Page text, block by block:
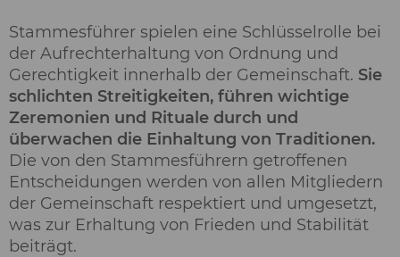
Stammesführer spielen eine Schlüsselrolle bei
der Aufrechterhaltung von Ordnung und
Gerechtigkeit innerhalb der Gemeinschaft. Sie
schlichten Streitigkeiten, führen wichtige
Zeremonien und Rituale durch und
überwachen die Einhaltung von Traditionen.
Die von den Stammesführern getroffenen
Entscheidungen werden von allen Mitgliedern
der Gemeinschaft respektiert und umgesetzt,
was zur Erhaltung von Frieden und Stabilität
beiträgt.